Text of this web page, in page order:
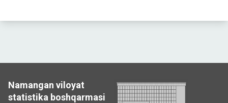
Namangan viloyat
statistika boshqarmasi